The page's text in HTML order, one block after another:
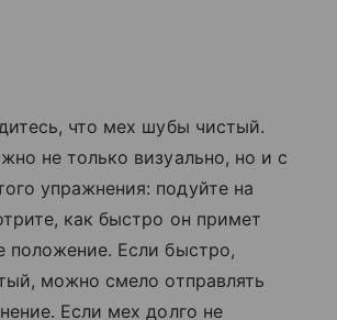
что мех шубы чистый.
не только визуально, но и с
упражнения: подуйте на
как быстро он примет
положение. Если быстро,
можно смело отправлять
Если мех долго не